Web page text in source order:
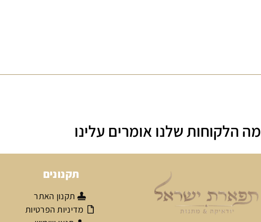
מה הלקוחות שלנו אומרים עלינו
תקנונים
תקנון האתר
מדיניות הפרטיות